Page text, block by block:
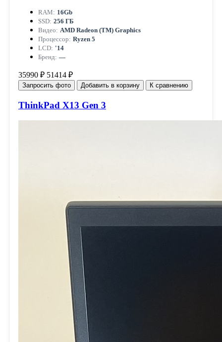
RAM: 16Gb
SSD: 256 ГБ
Видео: AMD Radeon (TM) Graphics
Процессор: Ryzen 5
LCD: '14
Бренд: —
35990 ₽ 51414 ₽
Запросить фото Добавить в корзину К сравнению
ThinkPad X13 Gen 3